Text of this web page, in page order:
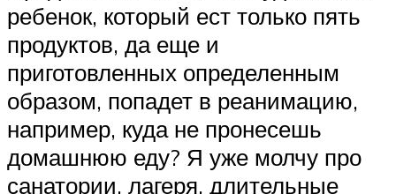
ребенок, который ест только пять
продуктов, да еще и
приготовленных определенным
образом, попадет в реанимацию,
например, куда не пронесешь
домашнюю еду? Я уже молчу про
санатории, лагеря, длительные